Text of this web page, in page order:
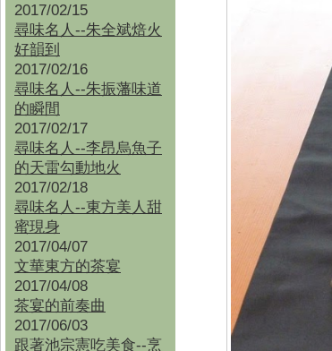
2017/02/15
尋味名人--朱全斌焙火
好韻到
2017/02/16
尋味名人--朱振藩味道
的瞬間
2017/02/17
尋味名人--李昂烏魚子
的天雷勾動地火
2017/02/18
尋味名人--東方美人甜
蜜現身
2017/04/07
文華東方的茶宴
2017/04/08
茶宴的前奏曲
2017/06/03
跟著池宗憲吃美食--烹